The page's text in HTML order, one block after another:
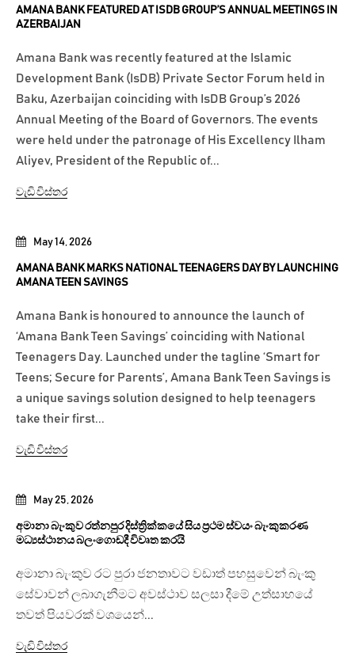
May 25, 2026
අමානා බැංකුව රත්නපුර දිස්ත්‍රික්කයේ සිය ප්‍රථම ස්වයං බැංකුකරණ
මධ්‍යස්ථානය බලංගොඩදී විවෘත කරයි
අමානා බැංකුව රට පුරා ජනතාවට වඩාත් පහසුවෙන් බැංකු
සේවාවන් ලබාගැනීමට අවස්ථාව සලසා දීමේ උත්සාහයේ
තවත් පියවරක් වශයෙන්...
වැඩි විස්තර
May 14, 2026
AMANA BANK MARKS NATIONAL TEENAGERS DAY BY LAUNCHING
AMANA TEEN SAVINGS
Amana Bank is honoured to announce the launch of
‘Amana Bank Teen Savings’ coinciding with National
Teenagers Day. Launched under the tagline ‘Smart for
Teens; Secure for Parents’, Amana Bank Teen Savings is
a unique savings solution designed to help teenagers
take their first...
වැඩි විස්තර
AMANA BANK FEATURED AT ISDB GROUP’S ANNUAL MEETINGS IN
AZERBAIJAN
Amana Bank was recently featured at the Islamic
Development Bank (IsDB) Private Sector Forum held in
Baku, Azerbaijan coinciding with IsDB Group’s 2026
Annual Meeting of the Board of Governors. The events
were held under the patronage of His Excellency Ilham
Aliyev, President of the Republic of...
වැඩි විස්තර